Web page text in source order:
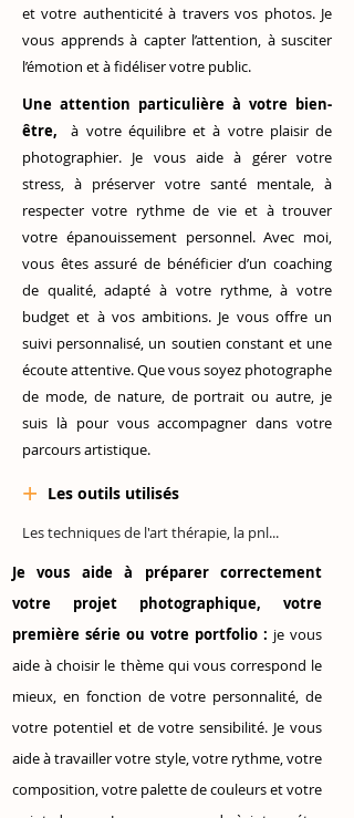
et votre authenticité à travers vos photos. Je
vous apprends à capter l’attention, à susciter
l’émotion et à fidéliser votre public.
Une attention particulière à votre bien-
être,
à votre équilibre et à votre plaisir de
photographier. Je vous aide à gérer votre
stress, à préserver votre santé mentale, à
respecter votre rythme de vie et à trouver
votre épanouissement personnel. Avec moi,
vous êtes assuré de bénéficier d’un coaching
de qualité, adapté à votre rythme, à votre
budget et à vos ambitions. Je vous offre un
suivi personnalisé, un soutien constant et une
écoute attentive. Que vous soyez photographe
de mode, de nature, de portrait ou autre, je
suis là pour vous accompagner dans votre
parcours artistique.
+ Les outils utilisés
Les techniques de l'art thérapie, la pnl...
Je vous aide à préparer correctement
votre projet photographique, votre
première série ou votre portfolio : je vous
aide à choisir le thème qui vous correspond le
mieux, en fonction de votre personnalité, de
votre potentiel et de votre sensibilité. Je vous
aide à travailler votre style, votre rythme, votre
composition, votre palette de couleurs et votre